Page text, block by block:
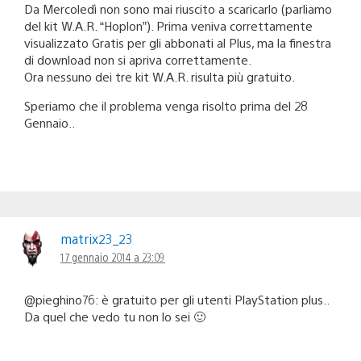
Da Mercoledì non sono mai riuscito a scaricarlo (parliamo
del kit W.A.R. “Hoplon”). Prima veniva correttamente
visualizzato Gratis per gli abbonati al Plus, ma la finestra
di download non si apriva correttamente.
Ora nessuno dei tre kit W.A.R. risulta più gratuito.
Speriamo che il problema venga risolto prima del 28
Gennaio..
matrix23_23
17 gennaio 2014 a 23:09
@pieghino76: è gratuito per gli utenti PlayStation plus..
Da quel che vedo tu non lo sei 🙂